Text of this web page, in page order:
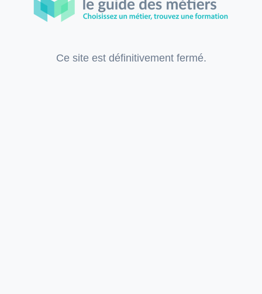
Ce site est définitivement fermé.